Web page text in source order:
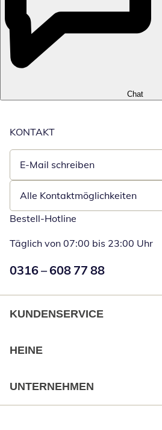
Chat
KONTAKT
E-Mail schreiben
Öffnet E-Mail-Client
Alle Kontaktmöglichkeiten
Bestell-Hotline
Täglich von 07:00 bis 23:00 Uhr
Numéro de téléphone:
0316 – 608 77 88
KUNDENSERVICE
HEINE
UNTERNEHMEN